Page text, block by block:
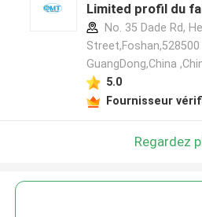
Limited profil du
No. 35 Dade Rd,
Street,Foshan,528500
GuangDong,China
5.0
Fournisseur
Regardez